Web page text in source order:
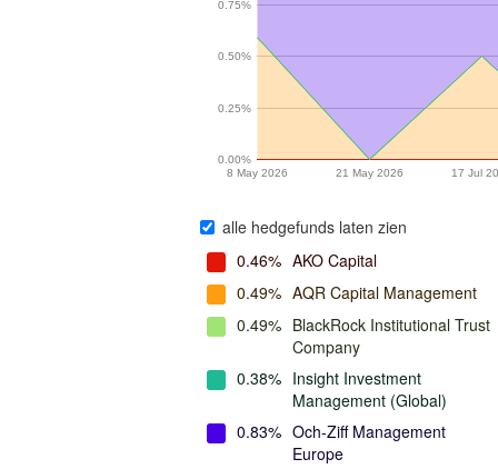
8 May 2026 21 May 2026 17 Jul
0.00%
0.25%
0.50%
0.75%
alle hedgefunds laten zien
0.46% AKO Capital
0.49% AQR Capital Management
0.49% BlackRock Institutional Trust
Company
0.38% Insight Investment
Management (Global)
0.83% Och-Ziff Management
Europe